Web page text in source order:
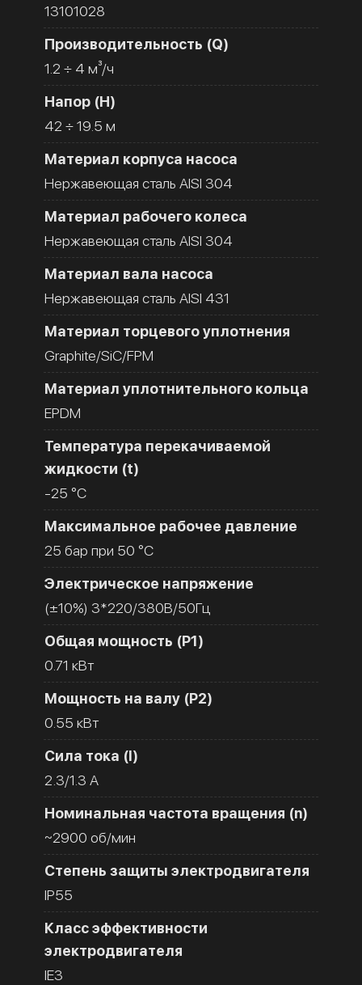
13101028
Производительность (Q)
1.2 ÷ 4 м³/ч
Напор (H)
42 ÷ 19.5 м
Материал корпуса насоса
Нержавеющая сталь AISI 304
Материал рабочего колеса
Нержавеющая сталь AISI 304
Материал вала насоса
Нержавеющая сталь AISI 431
Материал торцевого уплотнения
Graphite/SiC/FPM
Материал уплотнительного кольца
EPDM
Температура перекачиваемой
жидкости (t)
-25 °C
Максимальное рабочее давление
25 бар при 50 °C
Электрическое напряжение
(±10%) 3*220/380В/50Гц
Общая мощность (Р1)
0.71 кВт
Мощность на валу (Р2)
0.55 кВт
Сила тока (I)
2.3/1.3 A
Номинальная частота вращения (n)
~2900 об/мин
Степень защиты электродвигателя
IP55
Класс эффективности
электродвигателя
IE3